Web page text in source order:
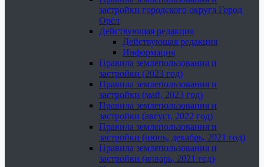
застройки городского округа Город
Орёл
Действующая редакция
Действующая редакция
Информация
Правила землепользования и
застройки (2023 год)
Правила землепользования и
застройки (май, 2023 год)
Правила землепользования и
застройки (август, 2022 год)
Правила землепользования и
застройки (июнь, декабрь, 2021 год)
Правила землепользования и
застройки (январь, 2021 год)